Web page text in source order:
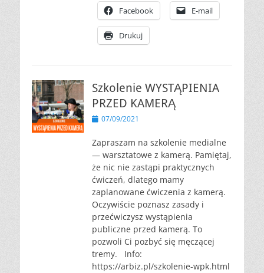
Facebook E-mail
Drukuj
Szkolenie WYSTĄPIENIA
PRZED KAMERĄ
Opublikowano
07/09/2021
Zapraszam na szkolenie medialne
— warsztatowe z kamerą. Pamiętaj,
że nic nie zastąpi praktycznych
ćwiczeń, dlatego mamy
zaplanowane ćwiczenia z kamerą.
Oczywiście poznasz zasady i
przećwiczysz wystąpienia
publiczne przed kamerą. To
pozwoli Ci pozbyć się męczącej
tremy. Info:
https://arbiz.pl/szkolenie-wpk.html